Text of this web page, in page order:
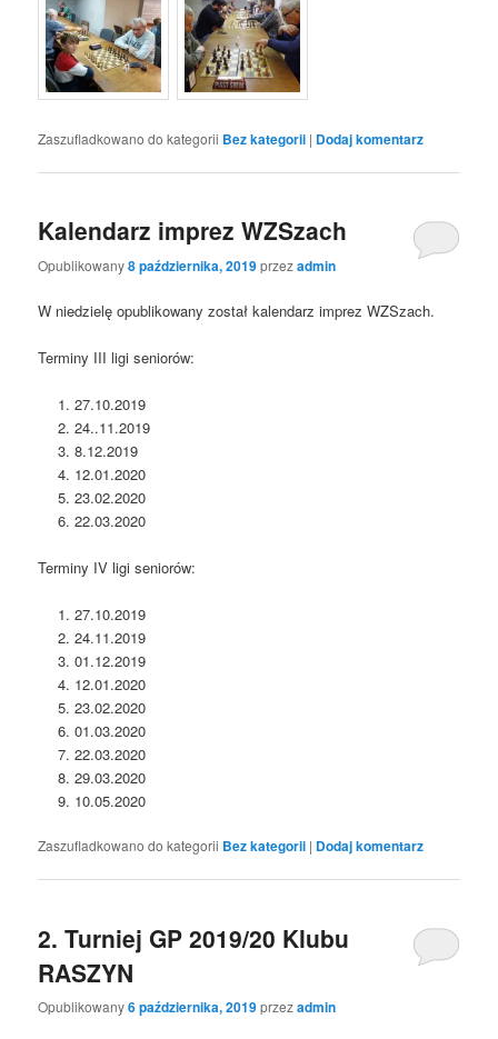
Zaszufladkowano do kategorii Bez kategorii | Dodaj komentarz
Kalendarz imprez WZSzach
Opublikowany8 października, 2019przezadmin
W niedzielę opublikowany został kalendarz imprez WZSzach.
Terminy III ligi seniorów:
27.10.2019
24..11.2019
8.12.2019
12.01.2020
23.02.2020
22.03.2020
Terminy IV ligi seniorów:
27.10.2019
24.11.2019
01.12.2019
12.01.2020
23.02.2020
01.03.2020
22.03.2020
29.03.2020
10.05.2020
Zaszufladkowano do kategorii Bez kategorii | Dodaj komentarz
2. Turniej GP 2019/20 Klubu
RASZYN
Opublikowany6 października, 2019przezadmin